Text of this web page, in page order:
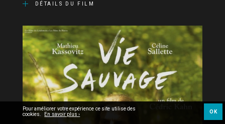
DÉTAILS DU FILM
Pour améliorer votre expérience ce site utilise des
cookies. En savoir plus › OK